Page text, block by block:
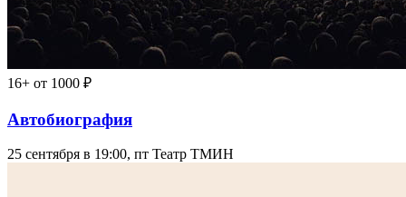
16+ от 1000 ₽
Автобиография
25 сентября в 19:00, пт Театр ТМИН